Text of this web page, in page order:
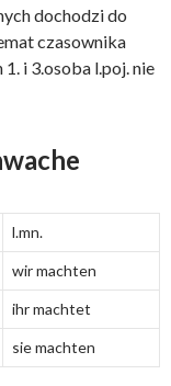
dochodzi do
czasownika
i 3.osoba l.poj. nie
l.mn.
wir machten
ihr machtet
sie machten